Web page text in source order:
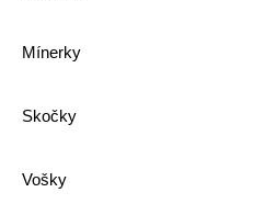
Mínerky
Skočky
Vošky